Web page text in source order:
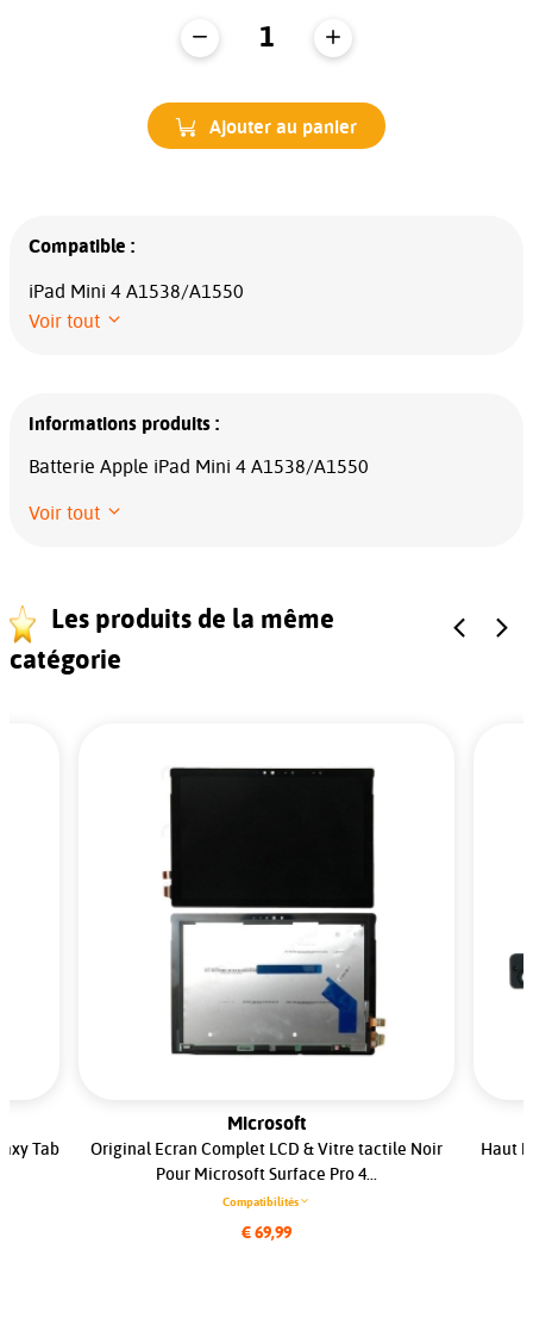
Ajouter au panier
Compatible :
iPad Mini 4 A1538/A1550
Voir tout
Informations produits :
Batterie Apple iPad Mini 4 A1538/A1550
Voir tout
Les produits de la même
catégorie
Tab
Microsoft
Original Ecran Complet LCD & Vitre tactile Noir
Pour Microsoft Surface Pro 4...
Compatibilités
€ 69,99
Haut